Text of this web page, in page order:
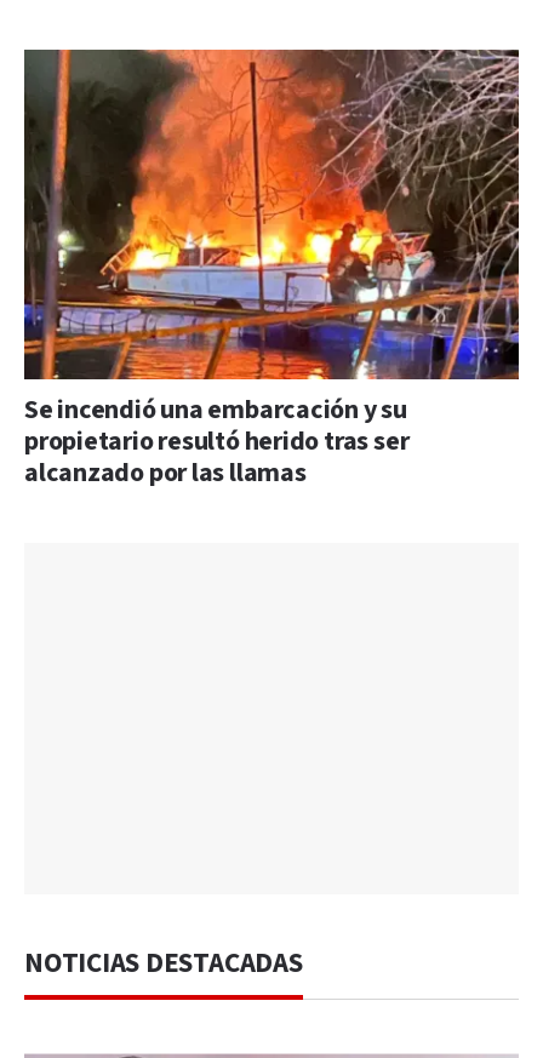
Se incendió una embarcación y su
propietario resultó herido tras ser
alcanzado por las llamas
NOTICIAS DESTACADAS